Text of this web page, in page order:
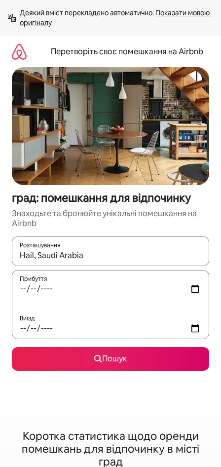
вмісту
Деякий вміст перекладено автоматично. Показати мовою
оригіналу
Перетворіть своє помешкання на Airbnb
град: помешкання для відпочинку
Знаходьте та бронюйте унікальні помешкання на
Airbnb
Розташування
Отримавши результати пошуку, використовуйте для
Прибуття
Виїзд
Пошук
Коротка статистика щодо оренди
помешкань для відпочинку в місті
град